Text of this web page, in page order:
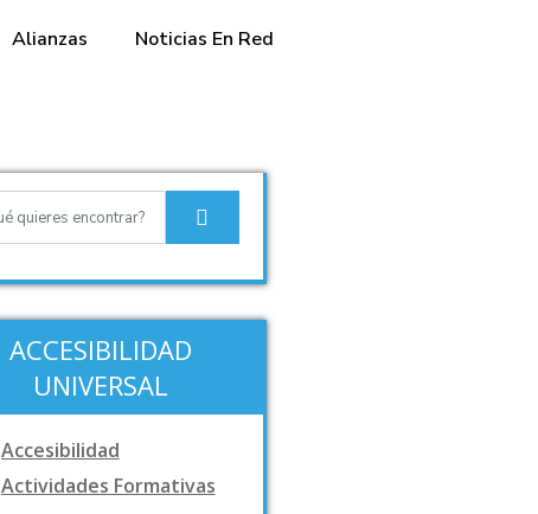
Alianzas Noticias En Red
ACCESIBILIDAD
UNIVERSAL
Accesibilidad
Actividades Formativas